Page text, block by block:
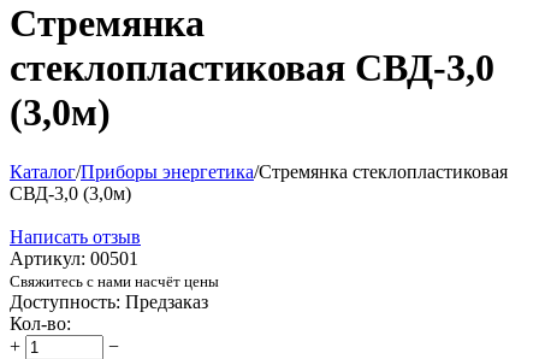
Стремянка
стеклопластиковая СВД-3,0
(3,0м)
Каталог/Приборы энергетика/Стремянка стеклопластиковая
СВД-3,0 (3,0м)
Написать отзыв
Артикул: 00501
Свяжитесь с нами насчёт цены
Доступность: Предзаказ
Кол-во:
+
−